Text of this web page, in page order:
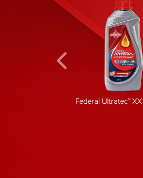
Federal Ultratec™